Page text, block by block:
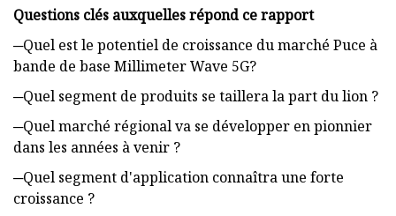
Questions clés auxquelles répond ce rapport
─Quel est le potentiel de croissance du marché Puce à
bande de base Millimeter Wave 5G?
─Quel segment de produits se taillera la part du lion ?
─Quel marché régional va se développer en pionnier
dans les années à venir ?
─Quel segment d'application connaîtra une forte
croissance ?